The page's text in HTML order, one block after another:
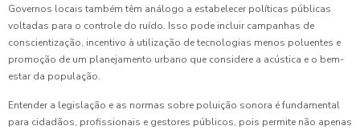
Governos locais também têm análogo a estabelecer políticas públicas
voltadas para o controle do ruído. Isso pode incluir campanhas de
conscientização, incentivo à utilização de tecnologias menos poluentes e
promoção de um planejamento urbano que considere a acústica e o bem-
estar da população.
Entender a legislação e as normas sobre poluição sonora é fundamental
para cidadãos, profissionais e gestores públicos, pois permite não apenas